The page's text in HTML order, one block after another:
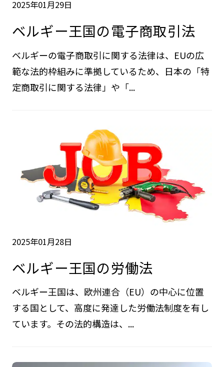
2025年01月29日
ベルギー王国の電子商取引法
ベルギーの電子商取引に関する法律は、EUの広
範な法的枠組みに準拠しているため、日本の「特
定商取引に関する法律」や「...
2025年01月28日
ベルギー王国の労働法
ベルギー王国は、欧州連合（EU）の中心に位置
する国として、高度に発達した労働法制度を有し
ています。その法的構造は、...